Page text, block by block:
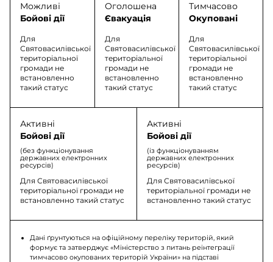
Можливі
Бойові дії
Для
Святовасилівської
територіальної
громади не
встановленно
такий статус
Оголошена
Євакуація
Для
Святовасилівської
територіальної
громади не
встановленно
такий статус
Тимчасово
Окуповані
Для
Святовасилівської
територіальної
громади не
встановленно
такий статус
Активні
Бойові дії
(без функціонування
державних електронних
ресурсів)
Для Святовасилівської
територіальної громади не
встановленно такий статус
Активні
Бойові дії
(із функціонуванням
державних електронних
ресурсів)
Для Святовасилівської
територіальної громади не
встановленно такий статус
Дані ґрунтуються на офіційному переліку територій, який
формує та затверджує «Міністерство з питань реінтеграції
тимчасово окупованих територій України» на підставі